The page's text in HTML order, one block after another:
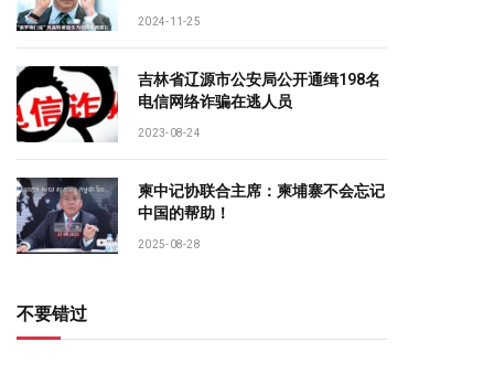
2024-11-25
吉林省辽源市公安局公开通缉198名
电信网络诈骗在逃人员
2023-08-24
柬中记协联合主席：柬埔寨不会忘记
中国的帮助！
2025-08-28
不要错过